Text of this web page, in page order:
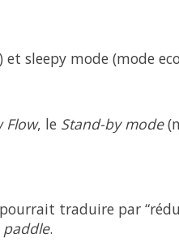
sleepy mode (mode
Flow, le Stand-by mode
traduire par
paddle.